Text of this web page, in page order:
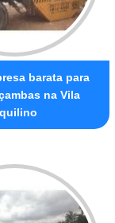
barata para
na Vila